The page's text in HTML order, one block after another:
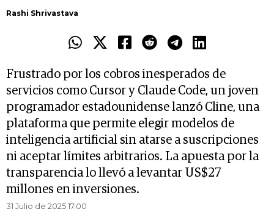
Rashi Shrivastava
Frustrado por los cobros inesperados de
servicios como Cursor y Claude Code, un joven
programador estadounidense lanzó Cline, una
plataforma que permite elegir modelos de
inteligencia artificial sin atarse a suscripciones
ni aceptar límites arbitrarios. La apuesta por la
transparencia lo llevó a levantar US$27
millones en inversiones.
31 Julio de 2025 17.00